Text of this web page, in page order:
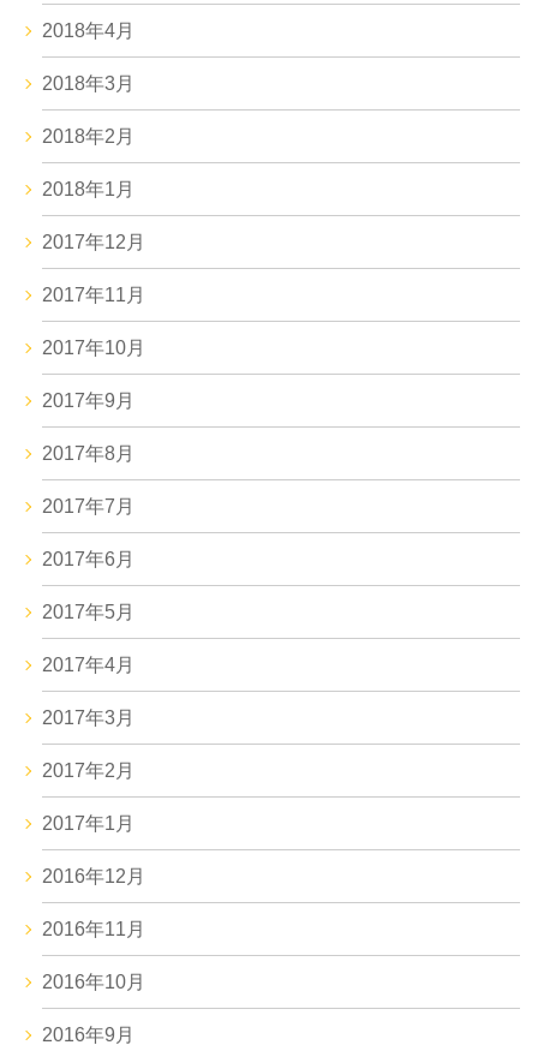
2018年4月
2018年3月
2018年2月
2018年1月
2017年12月
2017年11月
2017年10月
2017年9月
2017年8月
2017年7月
2017年6月
2017年5月
2017年4月
2017年3月
2017年2月
2017年1月
2016年12月
2016年11月
2016年10月
2016年9月